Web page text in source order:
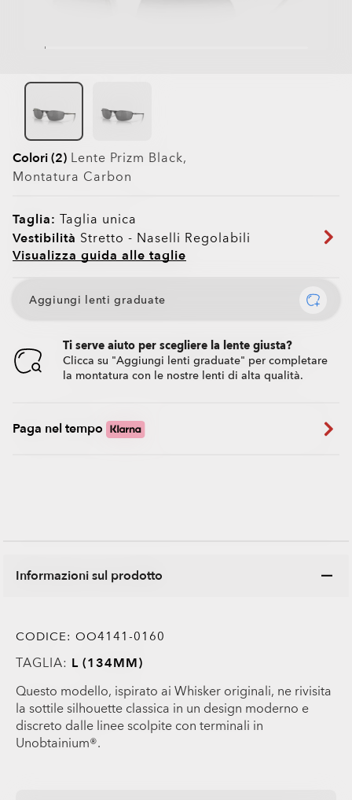
Colori (2) Lente Prizm Black,
Montatura Carbon
Taglia: Taglia unica
Vestibilità Stretto - Naselli Regolabili
Visualizza guida alle taglie
Aggiungi lenti graduate
Ti serve aiuto per scegliere la lente giusta?
Clicca su "Aggiungi lenti graduate" per completare
la montatura con le nostre lenti di alta qualità.
Paga nel tempo
Informazioni sul prodotto
CODICE: OO4141-0160
TAGLIA: L (134MM)
Questo modello, ispirato ai Whisker originali, ne rivisita
la sottile silhouette classica in un design moderno e
discreto dalle linee scolpite con terminali in
Unobtainium®.